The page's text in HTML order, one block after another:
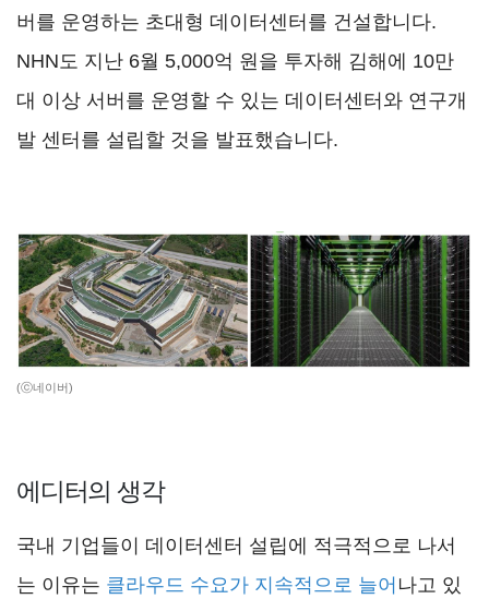
버를 운영하는 초대형 데이터센터를 건설합니다.
NHN도 지난 6월 5,000억 원을 투자해 김해에 10만
대 이상 서버를 운영할 수 있는 데이터센터와 연구개
발 센터를 설립할 것을 발표했습니다.
(ⓒ네이버)
에디터의 생각
국내 기업들이 데이터센터 설립에 적극적으로 나서
는 이유는 클라우드 수요가 지속적으로 늘어 나고 있